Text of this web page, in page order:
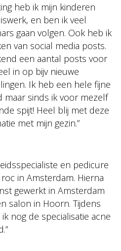
heb ik mijn kinderen
en ben ik veel
gaan volgen. Ook heb ik
van social media posts.
een aantal posts voor
in op bijv nieuwe
Ik heb een hele fijne
maar sinds ik voor mezelf
spijt! Heel blij met deze
met mijn gezin.”
en pedicure
in Amsterdam. Hierna
gewerkt in Amsterdam
salon in Hoorn. Tijdens
nog de specialisatie acne